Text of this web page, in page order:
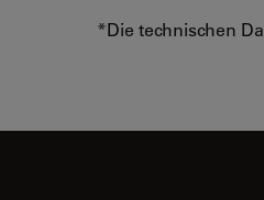
*Die technischen